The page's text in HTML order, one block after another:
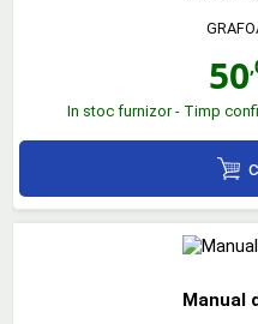
50
In stoc furnizor - Timp
Manual